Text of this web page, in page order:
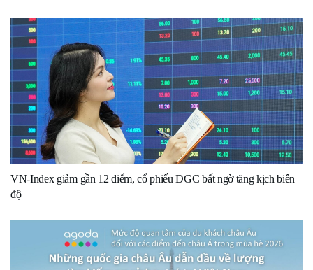
VN-Index giảm gần 12 điểm, cổ phiếu DGC bất ngờ tăng kịch biên
độ